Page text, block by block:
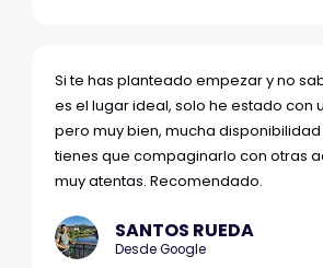
Si te has planteado empezar y no
es el lugar ideal, solo he estado con
pero muy bien, mucha
tienes que compaginarlo con otras
muy atentas. Recomendado.
SANTOS RUEDA
Desde Google